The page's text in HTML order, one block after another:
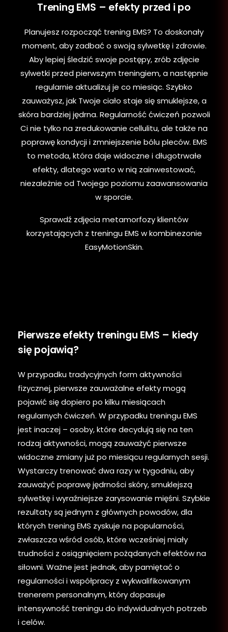
Trening EMS – efekty przed i po
Planujesz rozpocząć trening EMS? To doskonały
moment, aby zadbać o swoją sylwetkę i zdrowie.
Aby lepiej śledzić swoje postępy, zrób zdjęcie
sylwetki przed pierwszym treningiem, a następnie
regularnie aktualizuj je co miesiąc. Szybko
zauważysz, jak Twoje ciało staje się smuklejsze, a
skóra bardziej jędrna. Regularność ćwiczeń pozwoli
Ci nie tylko na zredukowanie cellulitu, ale także na
poprawę kondycji i zmniejszenie bólu pleców. EMS
to metoda, która daje widoczne i długotrwałe
efekty, dlatego warto w nią zainwestować,
niezależnie od Twojego poziomu zaawansowania
w sporcie.
Sprawdź zdjęcia metamorfozy klientów
korzystających z treningu EMS w kombinezonie
EasyMotionSkin.
Pierwsze efekty treningu EMS – kiedy
się pojawią?
W przypadku tradycyjnych form aktywności
fizycznej, pierwsze zauważalne efekty mogą
pojawić się dopiero po kilku miesiącach
regularnych ćwiczeń. W przypadku treningu EMS
jest inaczej – osoby, które decydują się na ten
rodzaj aktywności, mogą zauważyć pierwsze
widoczne zmiany już po miesiącu regularnych sesji.
Wystarczy trenować dwa razy w tygodniu, aby
zauważyć poprawę jędrności skóry, smuklejszą
sylwetkę i wyraźniejsze zarysowanie mięśni. Szybkie
rezultaty są jednym z głównych powodów, dla
których trening EMS zyskuje na popularności,
zwłaszcza wśród osób, które wcześniej miały
trudności z osiągnięciem pożądanych efektów na
siłowni. Ważne jest jednak, aby pamiętać o
regularności i współpracy z wykwalifikowanym
trenerem personalnym, który dopasuje
intensywność treningu do indywidualnych potrzeb
i celów.